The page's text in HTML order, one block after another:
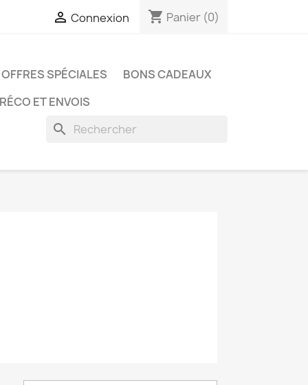
 Connexion shopping_cart Panier (0)
OFFRES SPÉCIALES
BONS CADEAUX
ET ENVOIS
search